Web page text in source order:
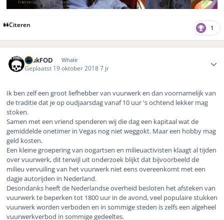
Citeren 1
LuukFOD Whale
Geplaatst 19 oktober 20187 jr
Ik ben zelf een groot liefhebber van vuurwerk en dan voornamelijk van
de traditie dat je op oudjaarsdag vanaf 10 uur 's ochtend lekker mag
stoken.
Samen met een vriend spenderen wij die dag een kapitaal wat de
gemiddelde onetimer in Vegas nog niet weggokt. Maar een hobby mag
geld kosten.
Een kleine groepering van oogartsen en milieuactivisten klaagt al tijden
over vuurwerk, dit terwijl uit onderzoek blijkt dat bijvoorbeeld de
milieu vervuiling van het vuurwerk niet eens overeenkomt met een
dagje autorijden in Nederland.
Desondanks heeft de Nederlandse overheid besloten het afsteken van
vuurwerk te beperken tot 1800 uur in de avond, veel populaire stukken
vuurwerk worden verboden en in sommige steden is zelfs een algeheel
vuurwerkverbod in sommige gedeeltes.